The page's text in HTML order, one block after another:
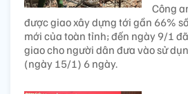
Công
được giao xây dựng tới gần 66%
mới của toàn tỉnh; đến ngày 9/1
giao cho người dân đưa vào sử
(ngày 15/1) 6 ngày.